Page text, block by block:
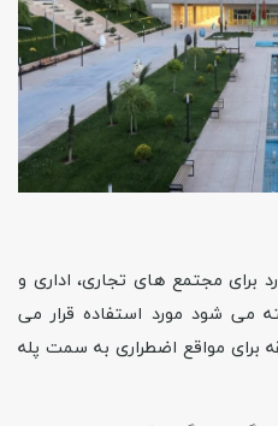
برای مجتمع های تجاری، اداری و
می شود مورد استفاده قرار می
برای مواقع اضطراری به سمت پله